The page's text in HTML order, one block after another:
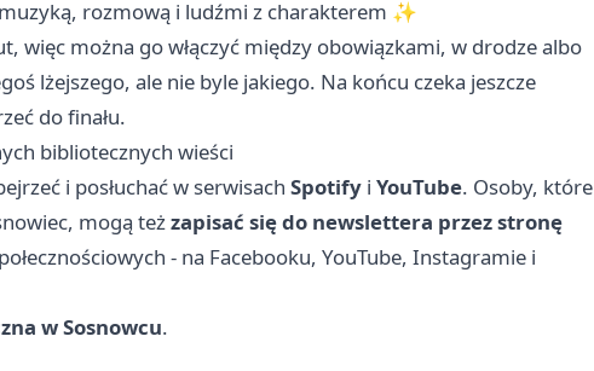
rozmową i ludźmi z charakterem ✨
więc można go włączyć między obowiązkami, w drodze albo
lżejszego, ale nie byle jakiego. Na końcu czeka jeszcze
do finału.
bibliotecznych wieści
i posłuchać w serwisach Spotify i YouTube. Osoby, które
mogą teżzapisać się do newslettera przez stronę
- na Facebooku, YouTube, Instagramie i
w Sosnowcu.